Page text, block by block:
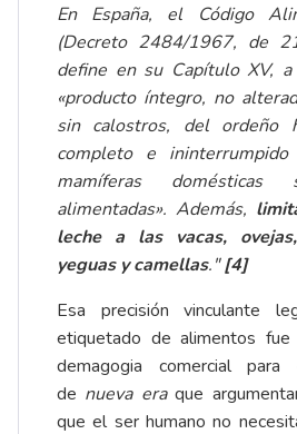
En España, el Código
(Decreto 2484/1967, de
define en su Capítulo XV,
«producto íntegro, no
sin calostros, del ordeño
completo e
mamíferas
alimentadas». Además,
leche a las vacas,
yeguas y camellas."[4]
Esa precisión vinculante
etiquetado de alimentos fue
demagogia comercial para
de nueva eraque
que el ser humano no